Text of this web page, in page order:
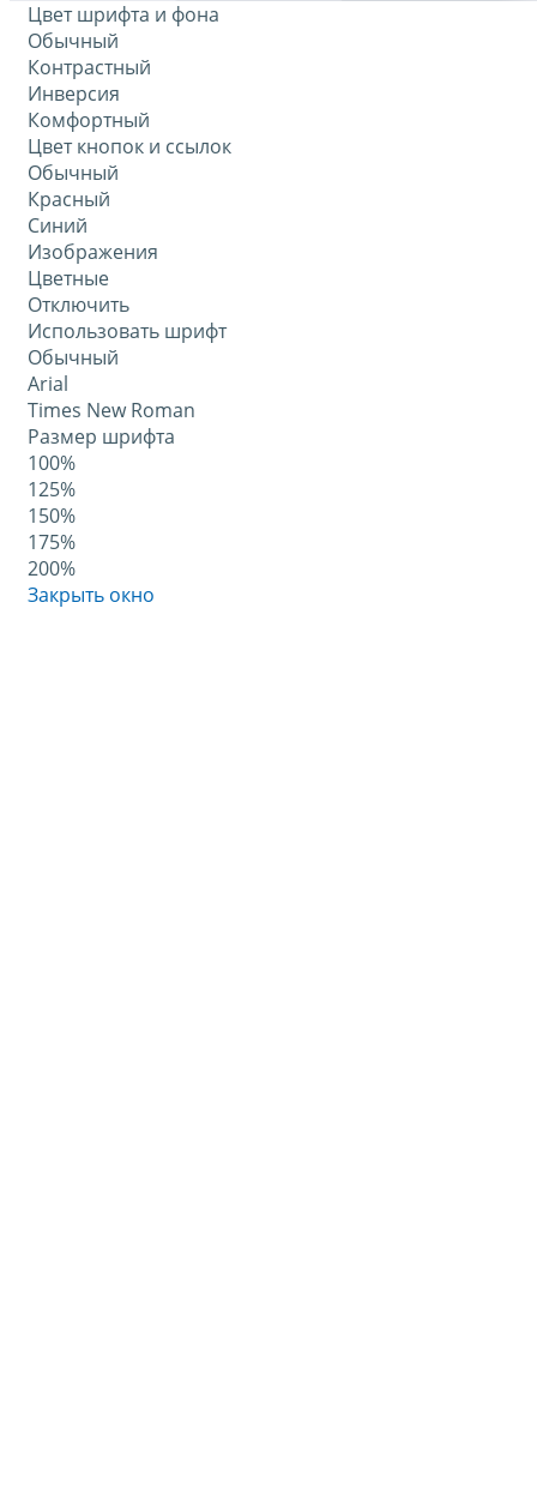
Цвет шрифта и фона
Обычный
Контрастный
Инверсия
Комфортный
Цвет кнопок и ссылок
Обычный
Красный
Синий
Изображения
Цветные
Отключить
Использовать шрифт
Обычный
Arial
Times New Roman
Размер шрифта
100%
125%
150%
175%
200%
Закрыть окно